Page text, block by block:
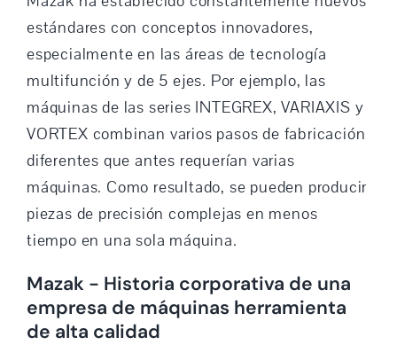
estándares con conceptos innovadores,
especialmente en las áreas de tecnología
multifunción y de 5 ejes. Por ejemplo, las
máquinas de las series INTEGREX, VARIAXIS y
VORTEX combinan varios pasos de fabricación
diferentes que antes requerían varias
máquinas. Como resultado, se pueden producir
piezas de precisión complejas en menos
tiempo en una sola máquina.
Mazak - Historia corporativa de una
empresa de máquinas herramienta
de alta calidad